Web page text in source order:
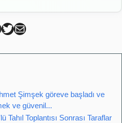
Linkedin
Can Kütahya Twitter
Can Kütahya Mail
Şimşek göreve başladı ve
ve güvenil...
Toplantısı Sonrası Taraflar